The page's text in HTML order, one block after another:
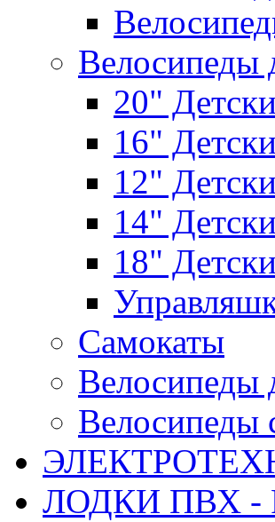
Велосипеды
20"
16"
12"
14"
18"
Самокаты
Велосипеды
Велосипеды
ЛОДКИ ПВХ